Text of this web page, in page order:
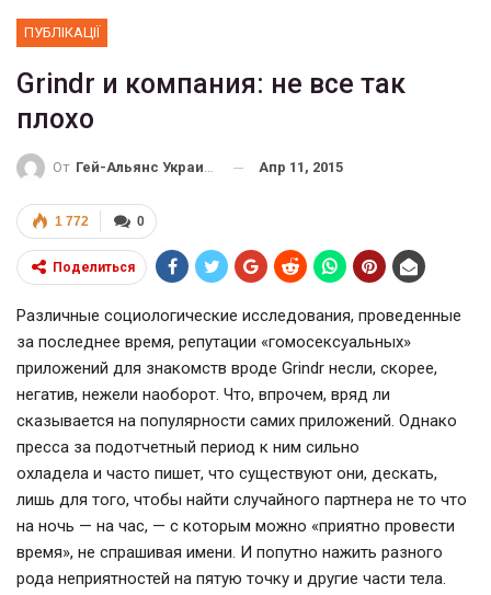
ПУБЛІКАЦІЇ
Grindr и компания: не все так
плохо
От Гей-Альянс Украина Апр 11, 2015
0
1 772
Поделиться
Различные социологические исследования, проведенные
за последнее время, репутации «гомосексуальных»
приложений для знакомств вроде Grindr несли, скорее,
негатив, нежели наоборот. Что, впрочем, вряд ли
сказывается на популярности самих приложений. Однако
пресса за подотчетный период к ним сильно
охладела и часто пишет, что существуют они, дескать,
лишь для того, чтобы найти случайного партнера не то что
на ночь — на час, — с которым можно «приятно провести
время», не спрашивая имени. И попутно нажить разного
рода неприятностей на пятую точку и другие части тела.